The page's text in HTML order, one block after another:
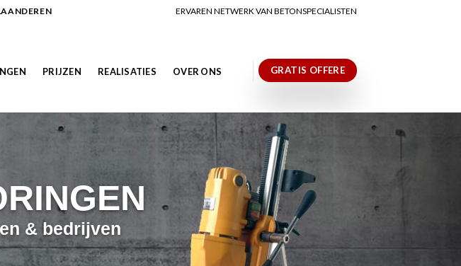
ERVAREN NETWERK VAN BETONSPECIALISTEN
PRIJZEN REALISATIES OVER ONS GRATIS OFFERE
& bedrijven